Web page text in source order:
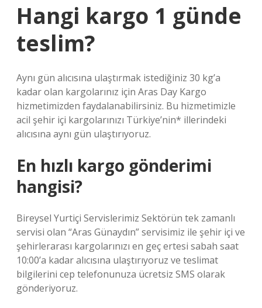
Hangi kargo 1 günde
teslim?
Aynı gün alıcısına ulaştırmak istediğiniz 30 kg’a
kadar olan kargolarınız için Aras Day Kargo
hizmetimizden faydalanabilirsiniz. Bu hizmetimizle
acil şehir içi kargolarınızı Türkiye’nin* illerindeki
alıcısına aynı gün ulaştırıyoruz.
En hızlı kargo gönderimi
hangisi?
Bireysel Yurtiçi Servislerimiz Sektörün tek zamanlı
servisi olan “Aras Günaydın” servisimiz ile şehir içi ve
şehirlerarası kargolarınızı en geç ertesi sabah saat
10:00’a kadar alıcısına ulaştırıyoruz ve teslimat
bilgilerini cep telefonunuza ücretsiz SMS olarak
gönderiyoruz.